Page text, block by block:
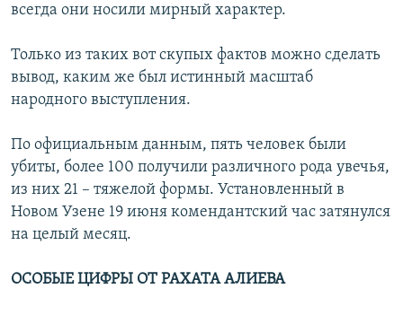
всегда они носили мирный характер.
Только из таких вот скупых фактов можно сделать
вывод, каким же был истинный масштаб
народного выступления.
По официальным данным, пять человек были
убиты, более 100 получили различного рода увечья,
из них 21 – тяжелой формы. Установленный в
Новом Узене 19 июня комендантский час затянулся
на целый месяц.
ОСОБЫЕ ЦИФРЫ ОТ РАХАТА АЛИЕВА